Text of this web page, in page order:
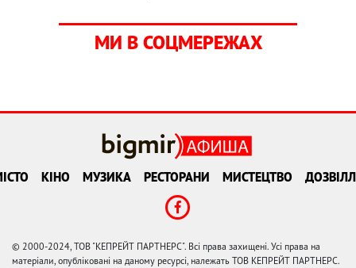
МИ В СОЦМЕРЕЖАХ
КІНО МУЗИКА РЕСТОРАНИ МИСТЕЦТВО
© 2000-2024, ТОВ "КЕПРЕЙТ ПАРТНЕРС". Всі права захищені. Усі права на
матеріали, опубліковані на даному ресурсі, належать ТОВ КЕПРЕЙТ ПАРТНЕРС.